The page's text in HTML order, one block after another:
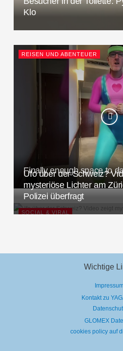
Klo
REISEN UND ABENTEUER
Finally enough space to
SOCIAL & VIRAL
Ufo über der Schweiz?
mysteriöse Lichter am
Polizei überfragt
Wichtige
Kontakt zu
GLOMEX
cookies policy auf